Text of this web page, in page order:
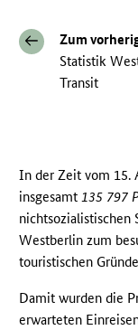
Zum
Statistik
Transit
In der Zeit vom 15.
insgesamt135 797
nichtsozialistischen
Westberlin zum
touristischen
Damit wurden die
erwarteten